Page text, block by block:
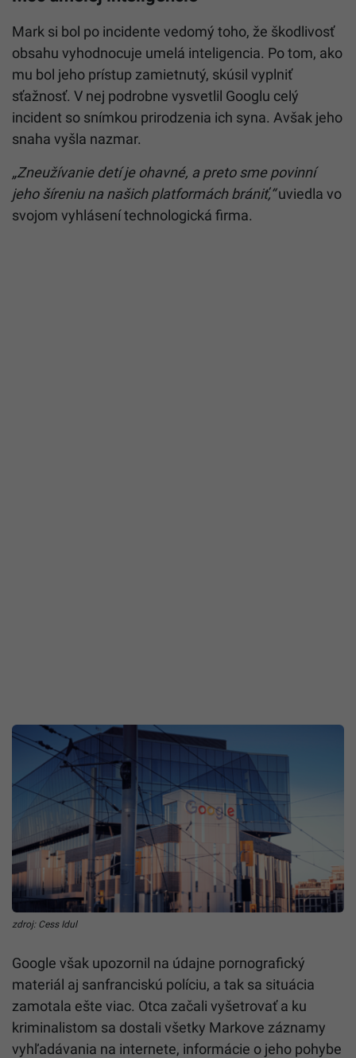
Mark si bol po incidente vedomý toho, že škodlivosť
obsahu vyhodnocuje umelá inteligencia. Po tom, ako
mu bol jeho prístup zamietnutý, skúsil vyplniť
sťažnosť. V nej podrobne vysvetlil Googlu celý
incident so snímkou prirodzenia ich syna. Avšak jeho
snaha vyšla nazmar.
„Zneužívanie detí je ohavné, a preto sme povinní
jeho šíreniu na našich platformách brániť,“uviedla vo
svojom vyhlásení technologická firma.
zdroj: Cess Idul
Google však upozornil na údajne pornografický
materiál aj sanfranciskú políciu, a tak sa situácia
zamotala ešte viac. Otca začali vyšetrovať a ku
kriminalistom sa dostali všetky Markove záznamy
vyhľadávania na internete, informácie o jeho pohybe